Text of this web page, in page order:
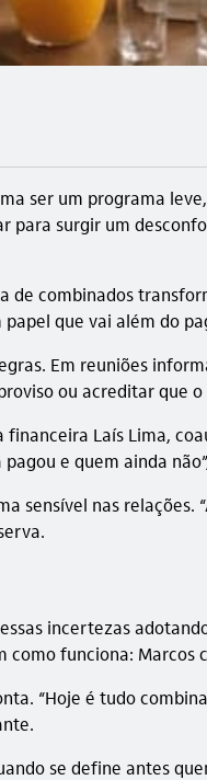
ser um programa
surgir um
combinados
que vai além do
Em reuniões
ou acreditar que
Laís Lima,
e quem ainda
nas relações.
incertezas
funciona:
“Hoje é tudo
se define antes